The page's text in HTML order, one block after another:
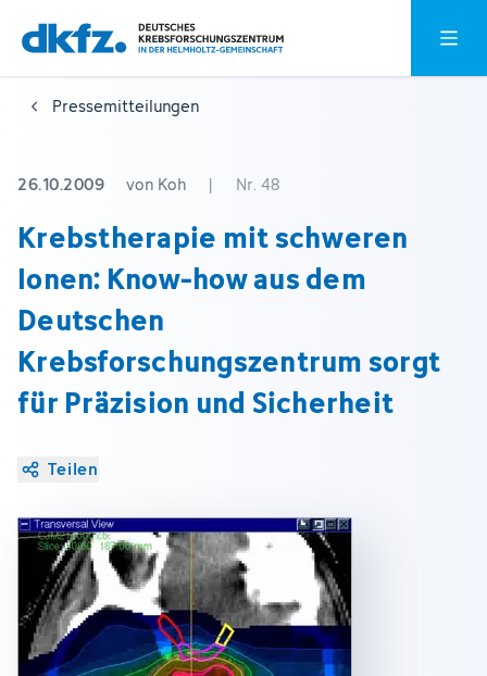
Zum
Hauptinhalt
springen
Zur
Fußzeile
springen
Pressemitteilungen
26.10.2009 von Koh | Nr. 48
Krebstherapie mit schweren
Ionen: Know-how aus dem
Deutschen
Krebsforschungszentrum sorgt
für Präzision und Sicherheit
Teilen